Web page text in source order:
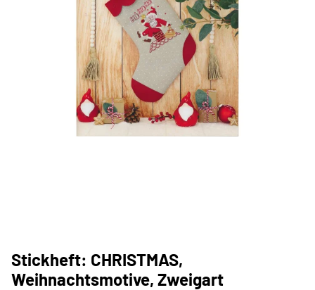
Stickheft: CHRISTMAS,
Weihnachtsmotive, Zweigart